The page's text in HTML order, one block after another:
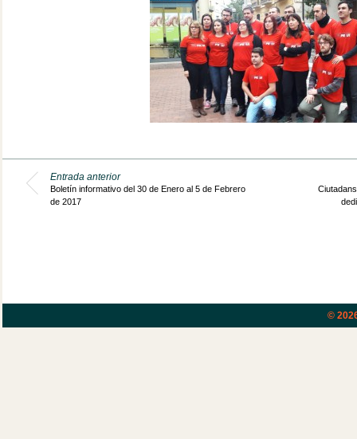
Entrada anterior
Boletín informativo del 30 de Enero al 5 de Febrero
de 2017
©